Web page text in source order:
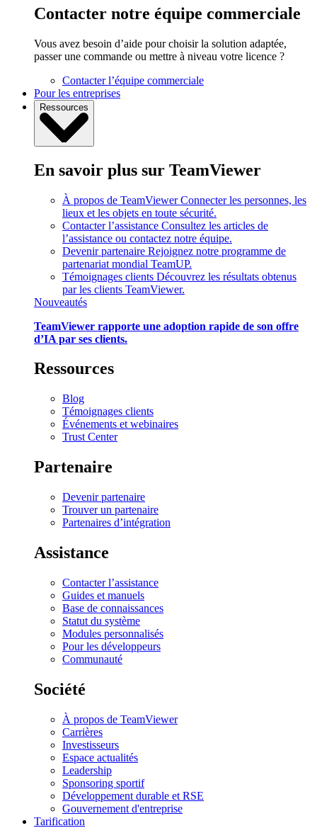
Contacter notre équipe commerciale
Vous avez besoin d’aide pour choisir la solution adaptée,
passer une commande ou mettre à niveau votre licence ?
Contacter l’équipe commerciale
Pour les entreprises
Ressources
En savoir plus sur TeamViewer
À propos de TeamViewer Connecter les personnes, les
lieux et les objets en toute sécurité.
Contacter l’assistance Consultez les articles de
l’assistance ou contactez notre équipe.
Devenir partenaire Rejoignez notre programme de
partenariat mondial TeamUP.
Témoignages clients Découvrez les résultats obtenus
par les clients TeamViewer.
Nouveautés
TeamViewer rapporte une adoption rapide de son offre
d’IA par ses clients.
Ressources
Blog
Témoignages clients
Événements et webinaires
Trust Center
Partenaire
Devenir partenaire
Trouver un partenaire
Partenaires d’intégration
Assistance
Contacter l’assistance
Guides et manuels
Base de connaissances
Statut du système
Modules personnalisés
Pour les développeurs
Communauté
Société
À propos de TeamViewer
Carrières
Investisseurs
Espace actualités
Leadership
Sponsoring sportif
Développement durable et RSE
Gouvernement d'entreprise
Tarification